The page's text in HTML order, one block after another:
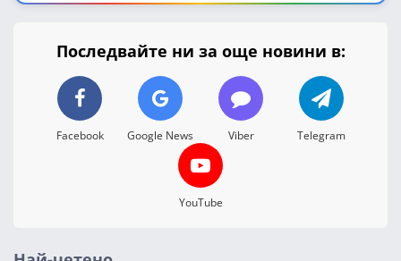
Последвайте ни за още новини в:
Facebook Google News Viber Telegram
YouTube